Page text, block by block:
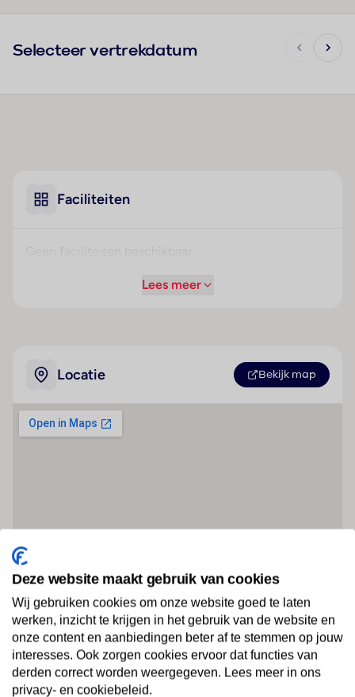
Selecteer vertrekdatum
Faciliteiten
Lees meer
Locatie Bekijk map
Deze website maakt gebruik van cookies
Wij gebruiken cookies om onze website goed te laten
werken, inzicht te krijgen in het gebruik van de website en
onze content en aanbiedingen beter af te stemmen op jouw
interesses. Ook zorgen cookies ervoor dat functies van
derden correct worden weergegeven. Lees meer in ons
privacy- en cookiebeleid.